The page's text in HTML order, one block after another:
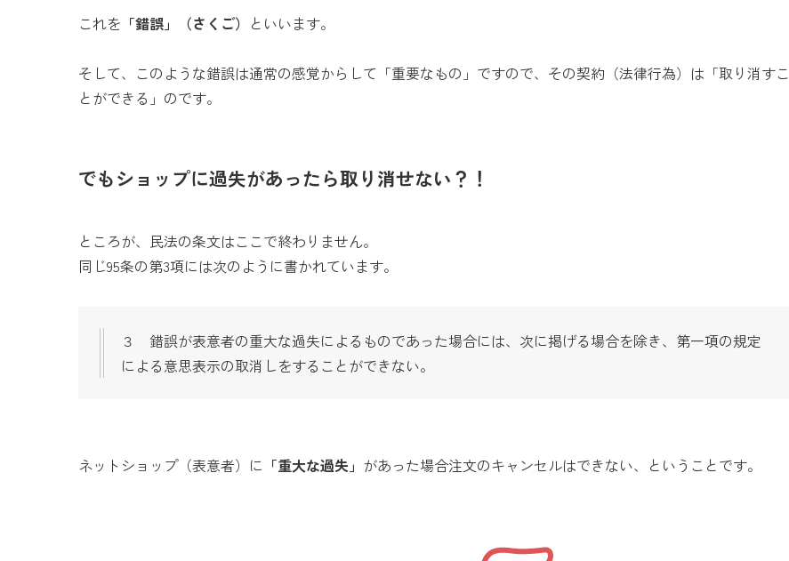
これを 「錯誤」（さくご） といいます。
そして、このような錯誤は通常の感覚からして「重要なもの」ですので、その契約（法律行為）は「取り消すこ
とができる」のです。
でもショップに過失があったら取り消せない？！
ところが、民法の条文はここで終わりません。
同じ95条の第3項には次のように書かれています。
３ 錯誤が表意者の重大な過失によるものであった場合には、次に掲げる場合を除き、第一項の規定
による意思表示の取消しをすることができない。
ネットショップ（表意者）に 「重大な過失」 があった場合注文のキャンセルはできない、ということです。